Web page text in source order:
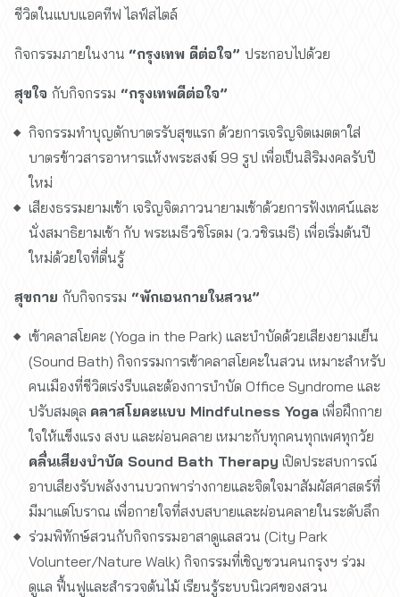
ชีวิตในแบบแอคทีฟ ไลฟ์สไตล์
กิจกรรมภายในงาน “กรุงเทพ ดีต่อใจ” ประกอบไปด้วย
สุขใจ กับกิจกรรม “กรุงเทพดีต่อใจ”
กิจกรรมทำบุญตักบาตรรับสุขแรก ด้วยการเจริญจิตเมตตาใส่
บาตรข้าวสารอาหารแห้งพระสงฆ์ 99 รูป เพื่อเป็นสิริมงคลรับปี
ใหม่
เสียงธรรมยามเช้า เจริญจิตภาวนายามเช้าด้วยการฟังเทศน์และ
นั่งสมาธิยามเช้า กับ พระเมธีวชิโรดม (ว.วชิรเมธี) เพื่อเริ่มต้นปี
ใหม่ด้วยใจที่ตื่นรู้
สุขกาย กับกิจกรรม “พักเอนกายในสวน”
เข้าคลาสโยคะ (Yoga in the Park) และบำบัดด้วยเสียงยามเย็น
(Sound Bath) กิจกรรมการเข้าคลาสโยคะในสวน เหมาะสำหรับ
คนเมืองที่ชีวิตเร่งรีบและต้องการบำบัด Office Syndrome และ
ปรับสมดุล คลาสโยคะแบบ Mindfulness Yoga เพื่อฝึกกาย
ใจให้แข็งแรง สงบ และผ่อนคลาย เหมาะกับทุกคนทุกเพศทุกวัย
คลื่นเสียงบำบัด Sound Bath Therapy เปิดประสบการณ์
อาบเสียงรับพลังงานบวกพาร่างกายและจิตใจมาสัมผัสศาสตร์ที่
มีมาแต่โบราณ เพื่อกายใจที่สงบสบายและผ่อนคลายในระดับลึก
ร่วมพิทักษ์สวนกับกิจกรรมอาสาดูแลสวน (City Park
Volunteer/Nature Walk) กิจกรรมที่เชิญชวนคนกรุงฯ ร่วม
ดูแล ฟื้นฟูและสำรวจต้นไม้ เรียนรู้ระบบนิเวศของสวน